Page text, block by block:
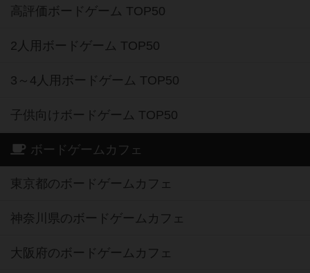
高評価ボードゲーム TOP50
2人用ボードゲーム TOP50
3～4人用ボードゲーム TOP50
子供向けボードゲーム TOP50
ボードゲームカフェ
東京都のボードゲームカフェ
神奈川県のボードゲームカフェ
大阪府のボードゲームカフェ